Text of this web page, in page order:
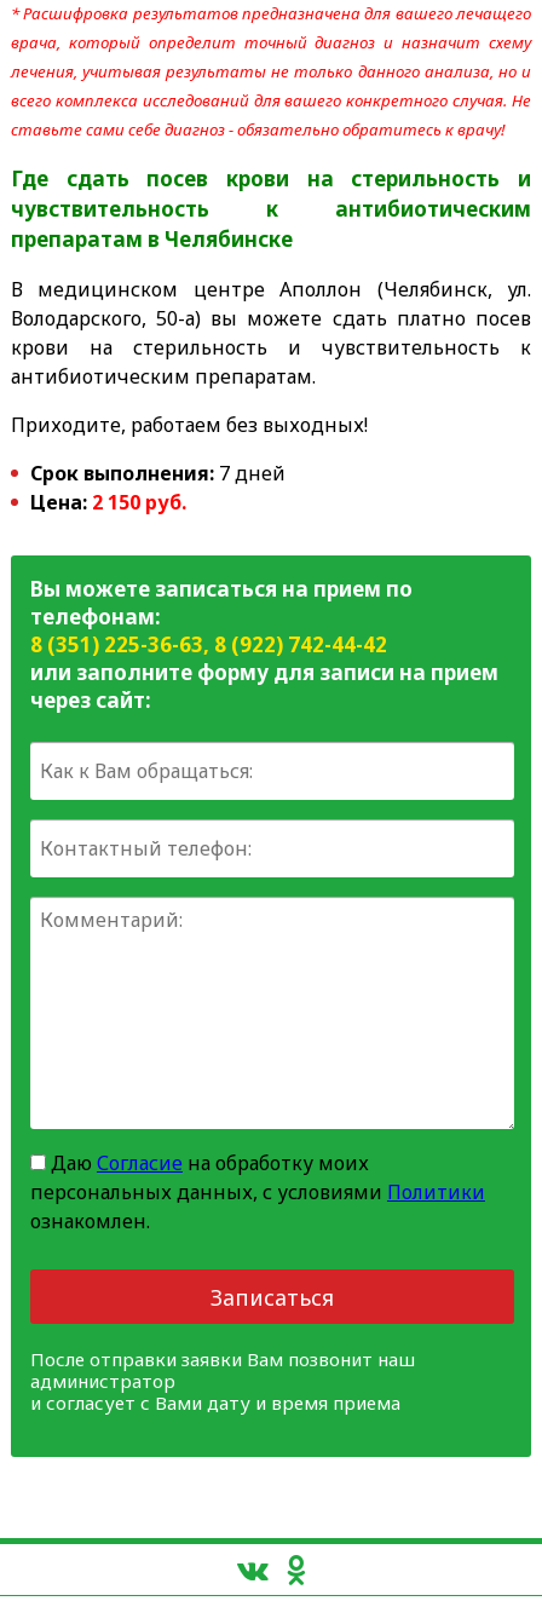
* Расшифровка результатов предназначена для вашего лечащего
врача, который определит точный диагноз и назначит схему
лечения, учитывая результаты не только данного анализа, но и
всего комплекса исследований для вашего конкретного случая. Не
ставьте сами себе диагноз - обязательно обратитесь к врачу!
Где сдать посев крови на стерильность и
чувствительность к антибиотическим
препаратам в Челябинске
В медицинском центре Аполлон (Челябинск, ул.
Володарского, 50-а) вы можете сдать платно посев
крови на стерильность и чувствительность к
антибиотическим препаратам.
Приходите, работаем без выходных!
Срок выполнения:7 дней
Цена: 2 150 руб.
Вы можете записаться на прием по
телефонам:
8 (351) 225-36-63, 8 (922) 742-44-42
или заполните форму для записи на прием
через сайт:
Даю Согласиена обработку моих
персональных данных, с условиями Политики
ознакомлен.
Записаться
После отправки заявки Вам позвонит наш
администратор
и согласует с Вами дату и время приема